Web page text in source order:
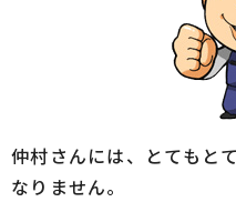
仲村さんには、とてもと
なりません。